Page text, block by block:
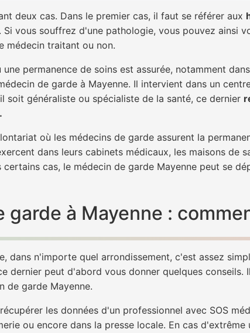
deux cas. Dans le premier cas, il faut se référer aux
. Si vous souffrez d'une pathologie, vous pouvez ainsi
médecin traitant ou non.
permanence de soins est assurée, notamment
de garde à Mayenne. Il intervient dans un
soit généraliste ou spécialiste de la santé, ce dernier
où les médecins de garde assurent la
dans leurs cabinets médicaux, les maisons de
cas, le médecin de garde Mayenne peut se
garde à Mayenne :
dans n'importe quel arrondissement, c'est assez
dernier peut d'abord vous donner quelques
de garde Mayenne.
les données d'un professionnel avec SOS
ou encore dans la presse locale. En cas